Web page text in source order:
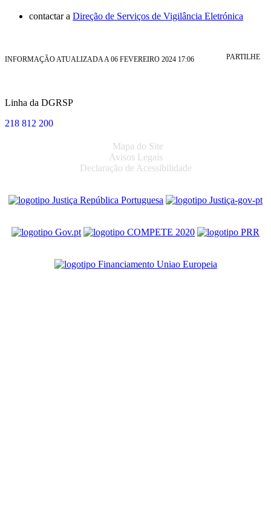
contactar a Direção de Serviços de Vigilância Eletrónica
INFORMAÇÃO ATUALIZADA A 06 FEVEREIRO 2024 17:06 PARTILHE
Linha da DGRSP
218 812 200
Mapa do Site
Avisos Legais
Declaração de Acessibilidade